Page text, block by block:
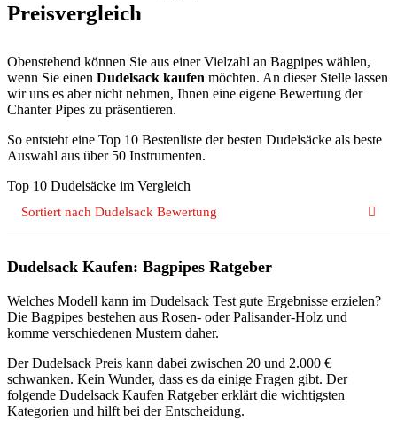
Preisvergleich
Obenstehend können Sie aus einer Vielzahl an Bagpipes wählen,
wenn Sie einen Dudelsack kaufen möchten. An dieser Stelle lassen
wir uns es aber nicht nehmen, Ihnen eine eigene Bewertung der
Chanter Pipes zu präsentieren.
So entsteht eine Top 10 Bestenliste der besten Dudelsäcke als beste
Auswahl aus über 50 Instrumenten.
Top 10 Dudelsäcke im Vergleich
Sortiert nach Dudelsack Bewertung
Dudelsack Kaufen: Bagpipes Ratgeber
Welches Modell kann im Dudelsack Test gute Ergebnisse erzielen?
Die Bagpipes bestehen aus Rosen- oder Palisander-Holz und
komme verschiedenen Mustern daher.
Der Dudelsack Preis kann dabei zwischen 20 und 2.000 €
schwanken. Kein Wunder, dass es da einige Fragen gibt. Der
folgende Dudelsack Kaufen Ratgeber erklärt die wichtigsten
Kategorien und hilft bei der Entscheidung.